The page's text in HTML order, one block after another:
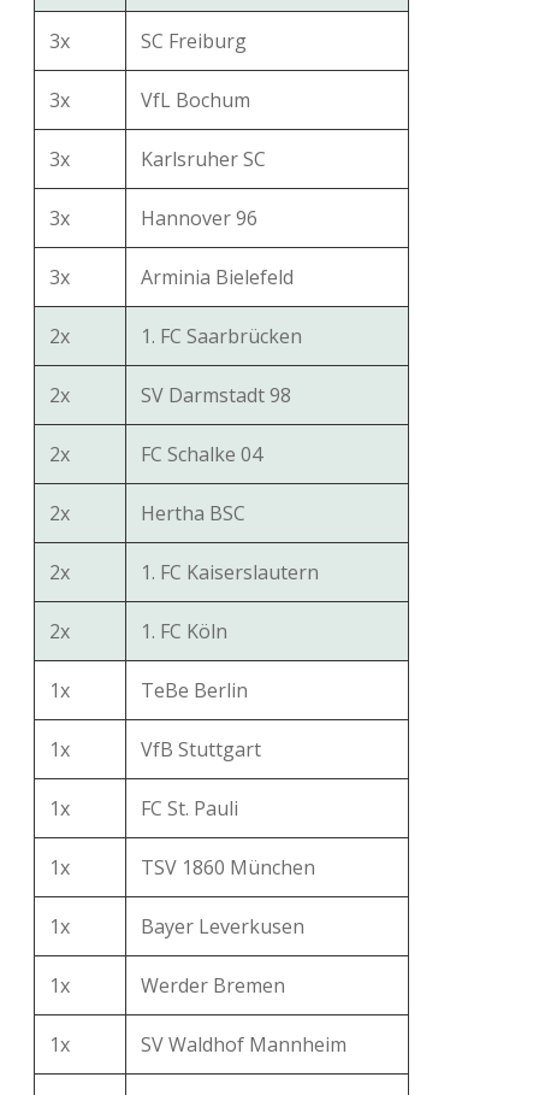
3x SC Freiburg
3x VfL Bochum
3x Karlsruher SC
3x Hannover 96
3x Arminia Bielefeld
2x 1. FC Saarbrücken
2x SV Darmstadt 98
2x FC Schalke 04
2x Hertha BSC
2x 1. FC Kaiserslautern
2x 1. FC Köln
1x TeBe Berlin
1x VfB Stuttgart
1x FC St. Pauli
1x TSV 1860 München
1x Bayer Leverkusen
1x Werder Bremen
1x SV Waldhof Mannheim